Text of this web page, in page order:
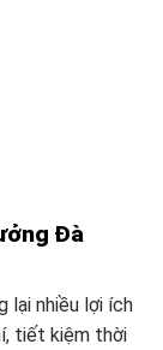
Đà
lại nhiều lợi ích
tiết kiệm thời